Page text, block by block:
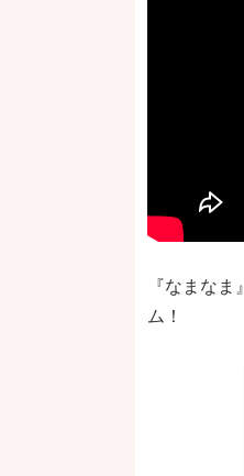
『なまな
ム！